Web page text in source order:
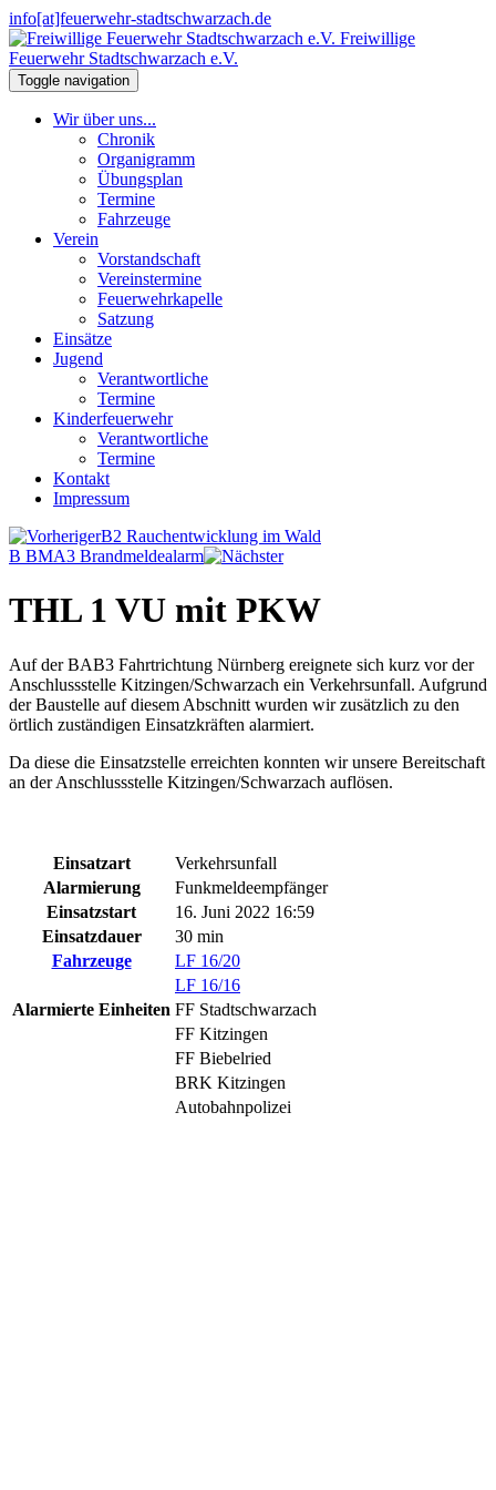
info[at]feuerwehr-stadtschwarzach.de
Freiwillige
Feuerwehr Stadtschwarzach e.V.
Toggle navigation
Wir über uns...
Chronik
Organigramm
Übungsplan
Termine
Fahrzeuge
Verein
Vorstandschaft
Vereinstermine
Feuerwehrkapelle
Satzung
Einsätze
Jugend
Verantwortliche
Termine
Kinderfeuerwehr
Verantwortliche
Termine
Kontakt
Impressum
B2 Rauchentwicklung im Wald
B BMA3 Brandmeldealarm
THL 1 VU mit PKW
Auf der BAB3 Fahrtrichtung Nürnberg ereignete sich kurz vor der
Anschlussstelle Kitzingen/Schwarzach ein Verkehrsunfall. Aufgrund
der Baustelle auf diesem Abschnitt wurden wir zusätzlich zu den
örtlich zuständigen Einsatzkräften alarmiert.
Da diese die Einsatzstelle erreichten konnten wir unsere Bereitschaft
an der Anschlussstelle Kitzingen/Schwarzach auflösen.
Einsatzart
Verkehrsunfall
Alarmierung
Funkmeldeempfänger
Einsatzstart
16. Juni 2022 16:59
Einsatzdauer
30 min
Fahrzeuge
LF 16/20
LF 16/16
Alarmierte Einheiten FF Stadtschwarzach
FF Kitzingen
FF Biebelried
BRK Kitzingen
Autobahnpolizei